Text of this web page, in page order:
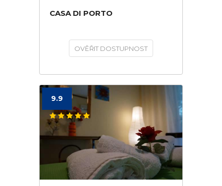
CASA DI PORTO
OVĚŘIT DOSTUPNOST
9.9